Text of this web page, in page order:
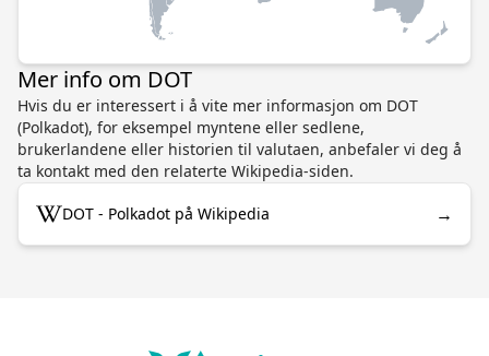
Mer info om DOT
Hvis du er interessert i å vite mer informasjon om DOT
(Polkadot), for eksempel myntene eller sedlene,
brukerlandene eller historien til valutaen, anbefaler vi deg å
ta kontakt med den relaterte Wikipedia-siden.
DOT - Polkadot på Wikipedia →